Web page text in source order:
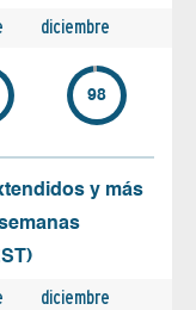
diciembre
98
y más
diciembre